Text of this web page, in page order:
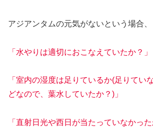
アジアンタムの元気がないという場合、
「水やりは適切におこなえていたか？」
「室内の湿度は足りているか(足りてい
どなので、葉水していたか？)」
「直射日光や西日が当たっていなかった